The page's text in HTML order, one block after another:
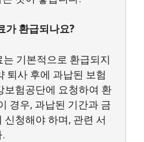
가 환급되나요?
기본적으로 환급되지
퇴사 후에 과납된 보험
보험공단에 요청하여 환
경우, 과납된 기간과 금
청해야 하며, 관련 서